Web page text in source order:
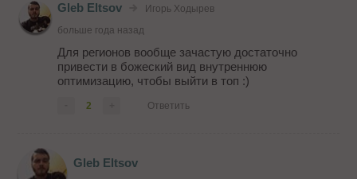
Gleb Eltsov
Игорь Ходырев
больше года назад
Для регионов вообще зачастую достаточно
привести в божеский вид внутреннюю
оптимизацию, чтобы выйти в топ :)
2 Ответить
Gleb Eltsov